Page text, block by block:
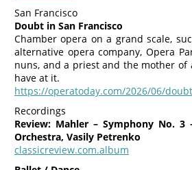
San Francisco
Doubt in San Francisco
Chamber opera on a grand scale,
alternative opera company, Opera
nuns, and a priest and the mother of
have at it.
https://operatoday.com/2026/06/
Recordings
Review: Mahler – Symphony No. 3
Orchestra, Vasily Petrenko
classicreview.com.album